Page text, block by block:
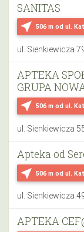
near_me 506 m od ul.
SANITAS
ul. Sienkiewicza
near_me 506 m od ul.
APTEKA
GRUPA
ul. Sienkiewicza
near_me 506 m od ul.
Apteka od
ul. Sienkiewicza
APTEKA